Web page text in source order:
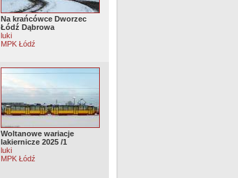
Na krańcówce Dworzec
Łódź Dąbrowa
luki
MPK Łódź
Woltanowe wariacje
lakiernicze 2025 /1
luki
MPK Łódź